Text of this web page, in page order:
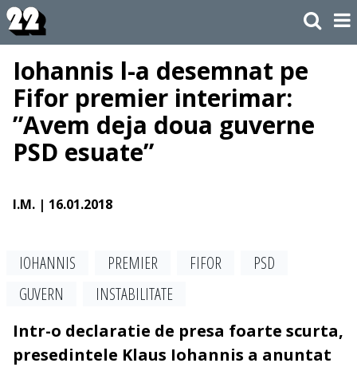
Iohannis l-a desemnat pe
Fifor premier interimar:
”Avem deja doua guverne
PSD esuate”
I.M. | 16.01.2018
IOHANNIS PREMIER FIFOR
PSD
GUVERN
INSTABILITATE
Intr-o declaratie de presa foarte scurta,
presedintele Klaus Iohannis a anuntat